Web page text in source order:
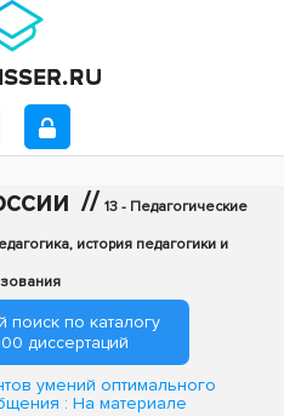
// 13 - Педагогические
история педагогики и
поиск по каталогу
диссертаций
умений оптимального
: На материале